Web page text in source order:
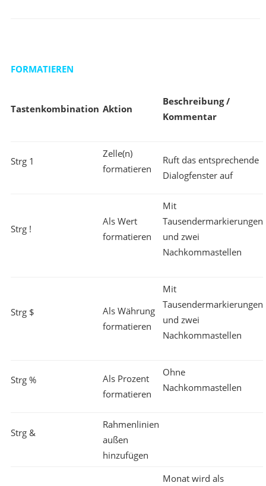
FORMATIEREN
Tastenkombination Aktion
Beschreibung /
Kommentar
Strg 1
Zelle(n)
formatieren
Ruft das entsprechende
Dialogfenster auf
Strg !
Als Wert
formatieren
Mit
Tausendermarkierungen
und zwei
Nachkommastellen
Strg $
Als Währung
formatieren
Mit
Tausendermarkierungen
und zwei
Nachkommastellen
Strg %
Als Prozent
formatieren
Ohne
Nachkommastellen
Strg &
Rahmenlinien
außen
hinzufügen
Monat wird als